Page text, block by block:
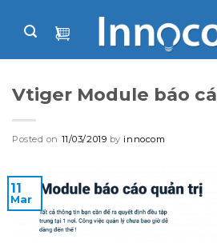
Vtiger Module báo
Posted on 11/03/2019 by innocom
11
Mar